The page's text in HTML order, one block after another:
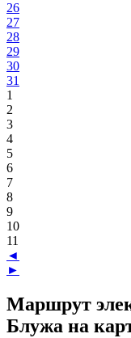
26
27
28
29
30
31
1
2
3
4
5
6
7
8
9
10
11
◄
►
Маршрут
Блужа на